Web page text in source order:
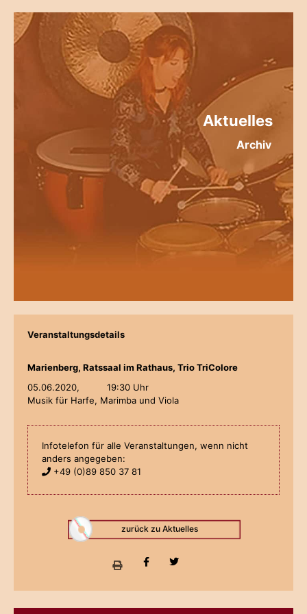
Aktuelles
Archiv
Veranstaltungsdetails
Marienberg, Ratssaal im Rathaus, Trio TriColore
05.06.2020,
19:30 Uhr
Musik für Harfe, Marimba und Viola
Infotelefon für alle Veranstaltungen, wenn nicht
anders angegeben:
+49 (0)89 850 37 81
zurück zu Aktuelles